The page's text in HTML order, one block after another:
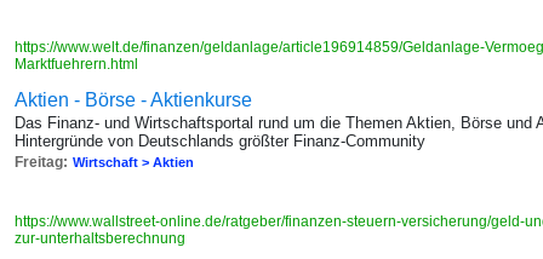
https://www.welt.de/finanzen/geldanlage/article196914859/Geldanlage-
Marktfuehrern.html
Aktien - Börse - Aktienkurse
Das Finanz- und Wirtschaftsportal rund um die Themen Aktien, Börse und
Hintergründe von Deutschlands größter Finanz-Community
Freitag: Wirtschaft > Aktien
https://www.wallstreet-online.de/ratgeber/finanzen-steuern-versicherung/geld-
zur-unterhaltsberechnung